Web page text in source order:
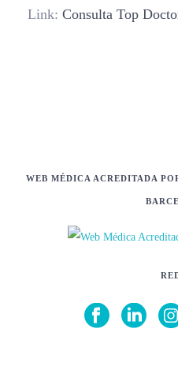
Link: Consulta Top
WEB MÉDICA ACREDITADA